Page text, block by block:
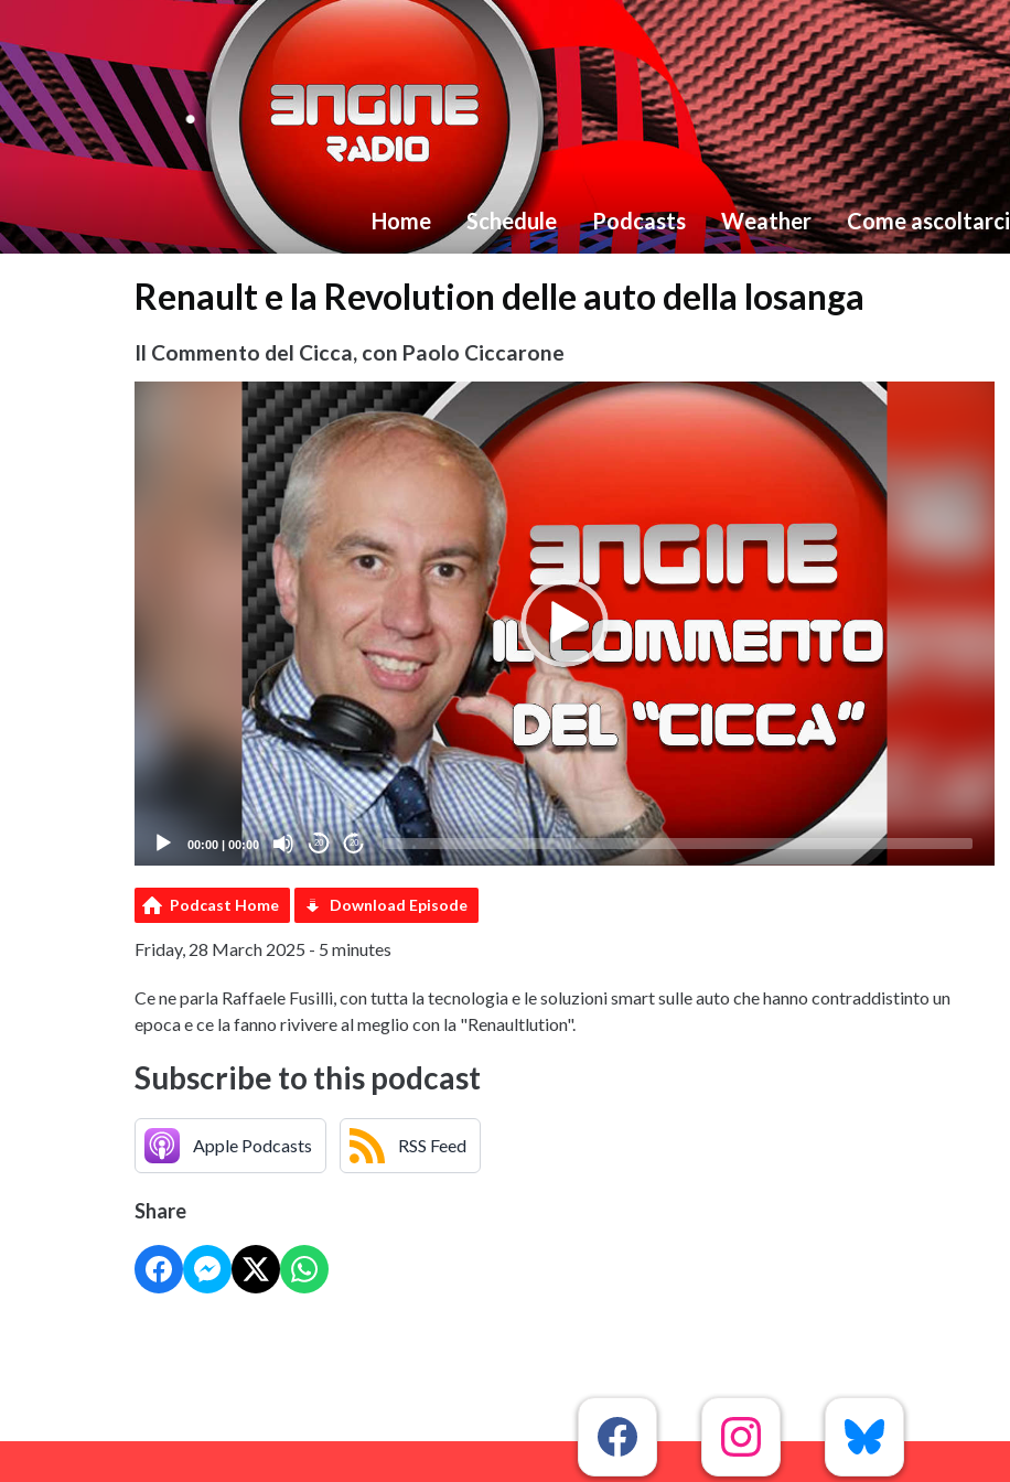
Home Schedule Podcasts Weather Come ascoltarci
Renault e la Revolution delle auto della losanga
Il Commento del Cicca, con Paolo Ciccarone
00:00 | 00:00 20 20
Podcast Home Download Episode
Friday, 28 March 2025 - 5 minutes
Ce ne parla Raffaele Fusilli, con tutta la tecnologia e le soluzioni smart sulle auto che hanno contraddistinto un
epoca e ce la fanno rivivere al meglio con la "Renaultlution".
Subscribe to this podcast
Apple Podcasts RSS Feed
Share